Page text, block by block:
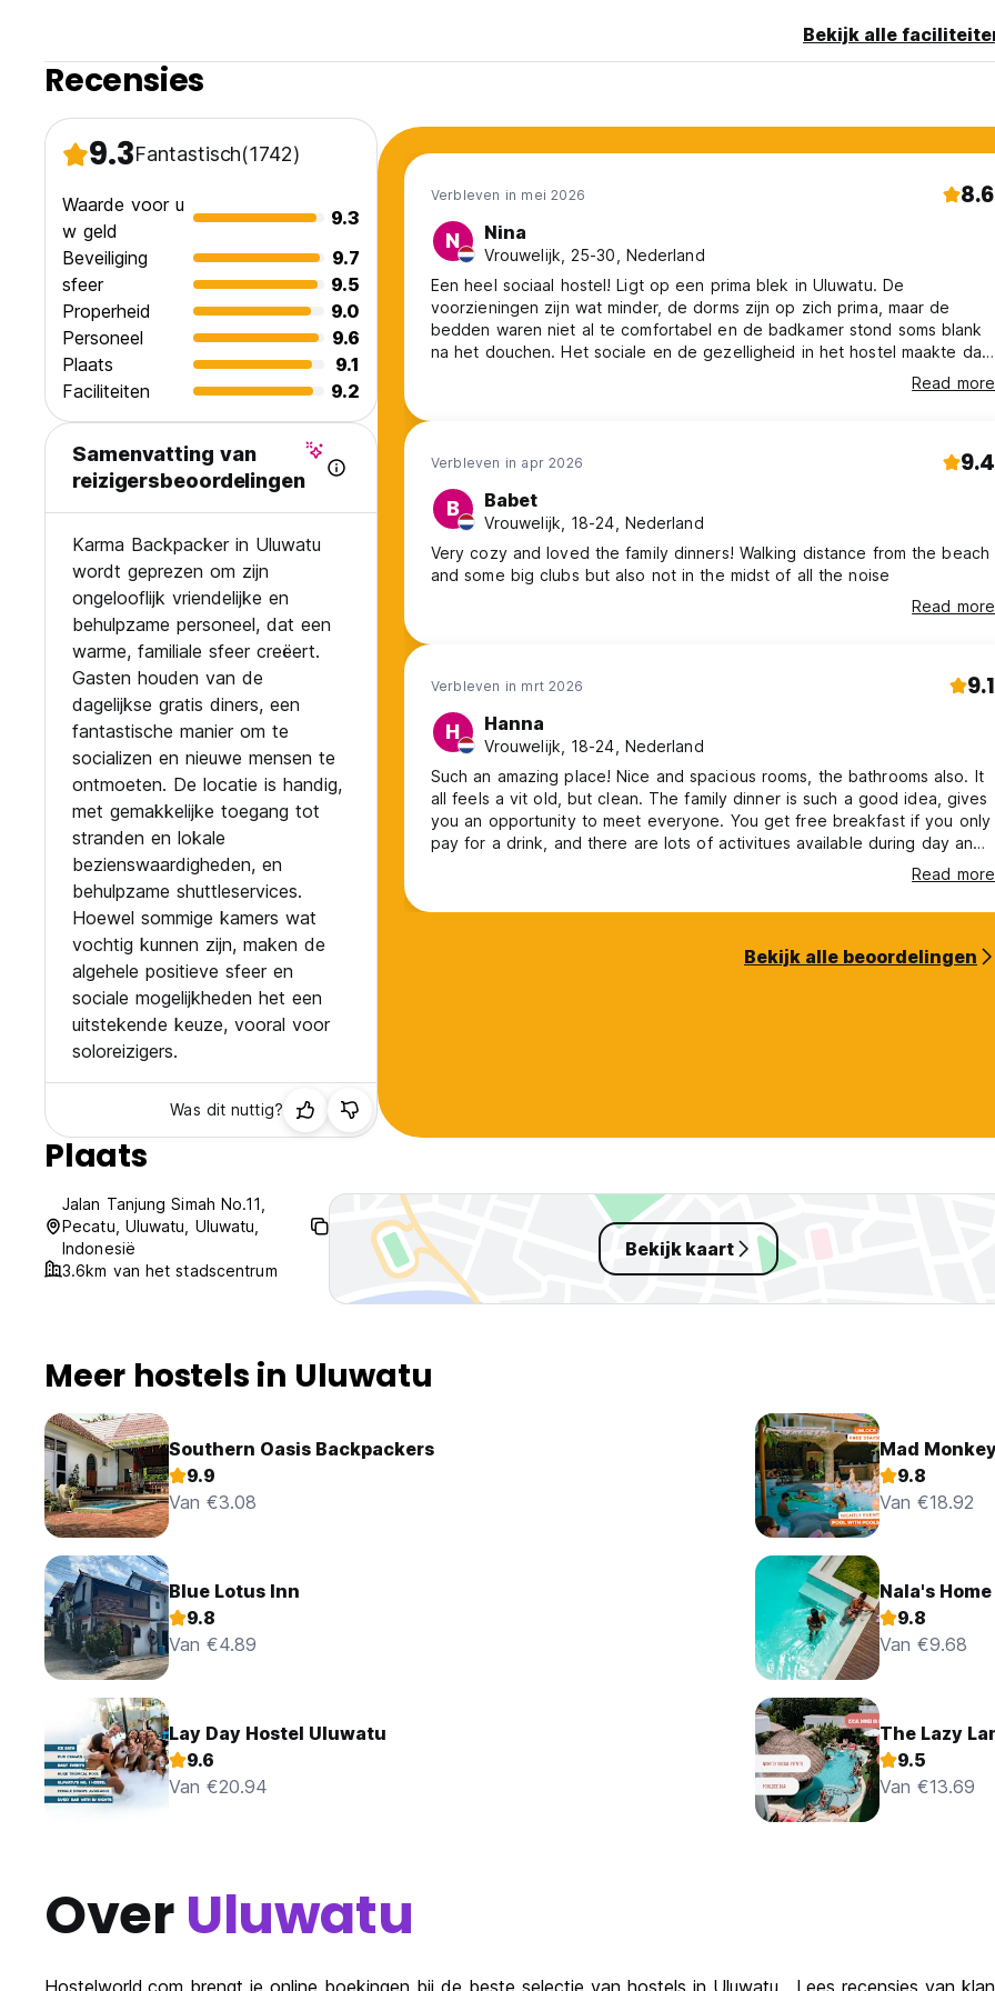
Bekijk alle
Recensies
9.3Fantastisch(1742)
Waarde voor u
w geld
9.3
Beveiliging
9.7
sfeer
9.5
Properheid
9.0
Personeel
9.6
Plaats
9.1
Faciliteiten
9.2
Samenvatting van
reizigersbeoordelingen
Karma Backpacker in Uluwatu
wordt geprezen om zijn
ongelooflijk vriendelijke en
behulpzame personeel, dat een
warme, familiale sfeer creëert.
Gasten houden van de
dagelijkse gratis diners, een
fantastische manier om te
socializen en nieuwe mensen te
ontmoeten. De locatie is handig,
met gemakkelijke toegang tot
stranden en lokale
bezienswaardigheden, en
behulpzame shuttleservices.
Hoewel sommige kamers wat
vochtig kunnen zijn, maken de
algehele positieve sfeer en
sociale mogelijkheden het een
uitstekende keuze, vooral voor
soloreizigers.
Was dit nuttig?
Verbleven in mei 2026 8.6
N Nina
Vrouwelijk, 25-30, Nederland
Een heel sociaal hostel! Ligt op een prima blek in Uluwatu. De
voorzieningen zijn wat minder, de dorms zijn op zich prima, maar de
bedden waren niet al te comfortabel en de badkamer stond soms blank
na het douchen. Het sociale en de gezelligheid in het hostel maakte dat
Read more
Verbleven in apr 2026 9.4
B Babet
Vrouwelijk, 18-24, Nederland
Very cozy and loved the family dinners! Walking distance from the beach
and some big clubs but also not in the midst of all the noise
Read more
Verbleven in mrt 2026 9.1
H Hanna
Vrouwelijk, 18-24, Nederland
Such an amazing place! Nice and spacious rooms, the bathrooms also. It
all feels a vit old, but clean. The family dinner is such a good idea, gives
you an opportunity to meet everyone. You get free breakfast if you only
pay for a drink, and there are lots of activitues available during day and
Read more
Bekijk alle beoordelingen
Plaats
Jalan Tanjung Simah No.11,
Pecatu, Uluwatu, Uluwatu,
Indonesië
3.6km van het stadscentrum
Bekijk kaart
Meer hostels in Uluwatu
Southern Oasis Backpackers
9.9
Van €3.08
Mad
9.8
Van €18.92
Blue Lotus Inn
9.8
Van €4.89
Nala's Home
9.8
Van €9.68
Lay Day Hostel Uluwatu
9.6
Van €20.94
The Lazy
9.5
Van €13.69
OverUluwatu